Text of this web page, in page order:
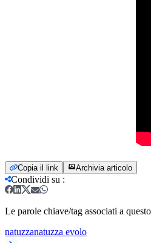
Copia il link Archivia articolo
Condividi su :
Le parole chiave/tag associati a
natuzzanatuzza evolo